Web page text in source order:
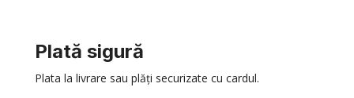
Plată sigură
Plata la livrare sau plăți securizate cu cardul.